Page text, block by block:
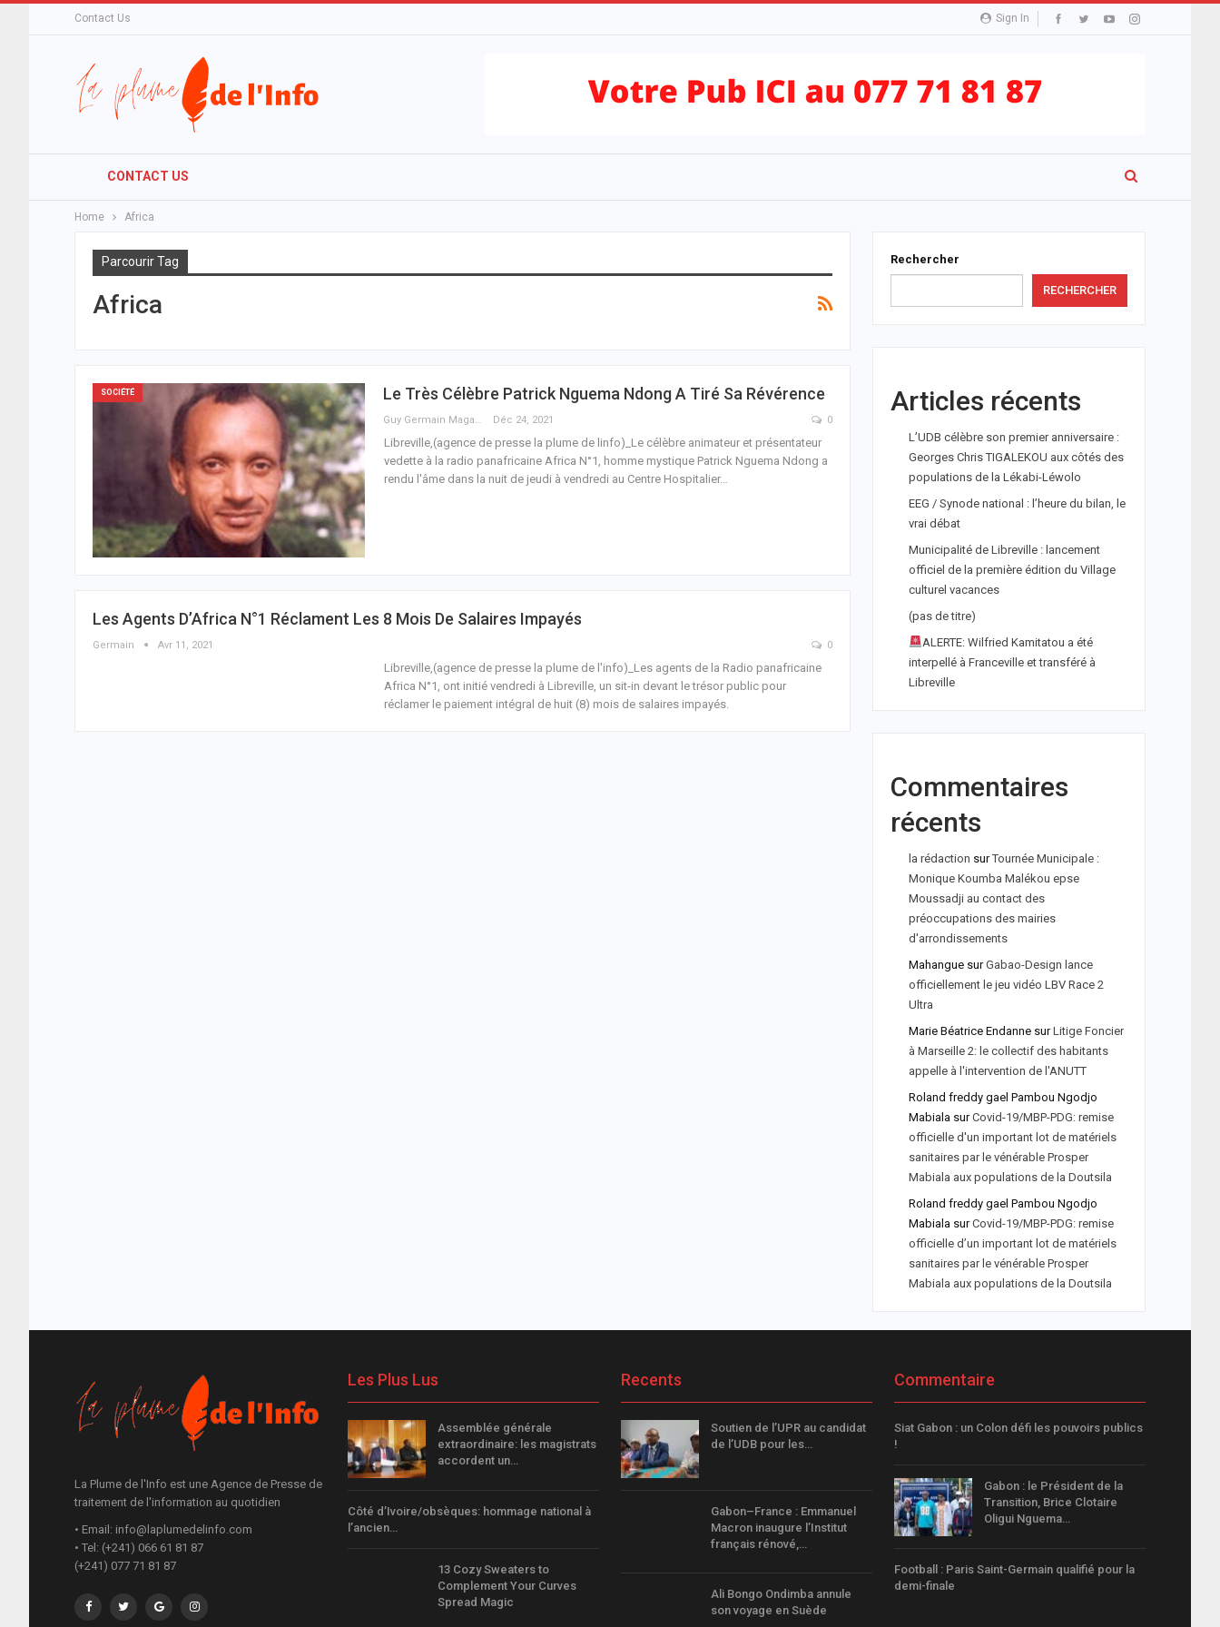
Sign In
Contact Us
CONTACT US
Home Africa
Parcourir Tag
Africa
SOCIÉTÉ Le Très Célèbre Patrick Nguema Ndong A Tiré Sa Révérence
Guy Germain Maganga Nziengui Déc 24, 2021 0
Libreville,(agence de presse la plume de linfo)_Le célèbre animateur et présentateur
vedette à la radio panafricaine Africa N°1, homme mystique Patrick Nguema Ndong a
rendu l'âme dans la nuit de jeudi à vendredi au Centre Hospitalier…
Les Agents D’Africa N°1 Réclament Les 8 Mois De Salaires Impayés
Germain Avr 11, 2021 0
Libreville,(agence de presse la plume de l'info)_Les agents de la Radio panafricaine
Africa N°1, ont initié vendredi à Libreville, un sit-in devant le trésor public pour
réclamer le paiement intégral de huit (8) mois de salaires impayés.
Rechercher
RECHERCHER
Articles récents
L’UDB célèbre son premier anniversaire :
Georges Chris TIGALEKOU aux côtés des
populations de la Lékabi-Léwolo
EEG / Synode national : l’heure du bilan, le
vrai débat
Municipalité de Libreville : lancement
officiel de la première édition du Village
culturel vacances
(pas de titre)
ALERTE: Wilfried Kamitatou a été
interpellé à Franceville et transféré à
Libreville
Commentaires
récents
la rédaction surTournée Municipale :
Monique Koumba Malékou epse
Moussadji au contact des
préoccupations des mairies
d'arrondissements
MahanguesurGabao-Design lance
officiellement le jeu vidéo LBV Race 2
Ultra
Marie Béatrice EndannesurLitige Foncier
à Marseille 2: le collectif des habitants
appelle à l'intervention de l'ANUTT
Roland freddy gael Pambou Ngodjo
MabialasurCovid-19/MBP-PDG: remise
officielle d'un important lot de matériels
sanitaires par le vénérable Prosper
Mabiala aux populations de la Doutsila
Roland freddy gael Pambou Ngodjo
MabialasurCovid-19/MBP-PDG: remise
officielle d’un important lot de matériels
sanitaires par le vénérable Prosper
Mabiala aux populations de la Doutsila
La Plume de l'Info est une Agence de Presse de
traitement de l'information au quotidien
• Email: info@laplumedelinfo.com
• Tel: (+241) 066 61 81 87
(+241) 077 71 81 87
Les Plus Lus
Assemblée générale
extraordinaire: les magistrats
accordent un…
Côté d’Ivoire/obsèques: hommage national à
l’ancien…
13 Cozy Sweaters to
Complement Your Curves
Spread Magic
Recents
Soutien de l’UPR au candidat
de l’UDB pour les…
Gabon–France : Emmanuel
Macron inaugure l’Institut
français rénové,…
Ali Bongo Ondimba annule
son voyage en Suède
Commentaire
Siat Gabon : un Colon défi les pouvoirs publics
!
Gabon : le Président de la
Transition, Brice Clotaire
Oligui Nguema…
Football : Paris Saint-Germain qualifié pour la
demi-finale